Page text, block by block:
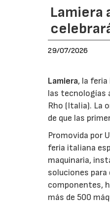
Lamiera
29/07/2026
Lamiera, la
las tecnologías
Rho (Italia). La
de que las
Promovida por
feria italiana
maquinaria,
soluciones
componentes,
más de 500